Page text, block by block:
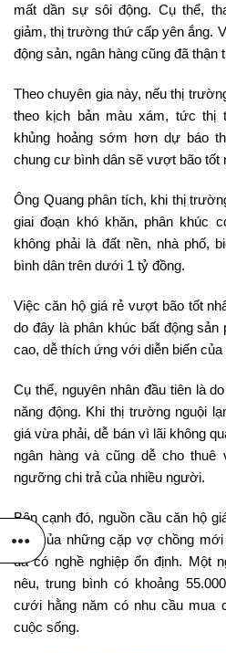
mất dần sự sôi động. Cụ thể,
giảm, thị trường thứ cấp yên ắng.
động sản, ngân hàng cũng đã thận
Theo chuyên gia này, nếu thị
theo kịch bản màu xám, tức thị
khủng hoảng sớm hơn dự báo
chung cư bình dân sẽ vượt bão tốt
Ông Quang phân tích, khi thị
giai đoạn khó khăn, phân khúc
không phải là đất nền, nhà phố,
bình dân trên dưới 1 tỷ đồng.
Việc căn hộ giá rẻ vượt bão tốt
do đây là phân khúc bất động sản
cao, dễ thích ứng với diễn biến
Cụ thể, nguyên nhân đầu tiên là
năng động. Khi thị trường nguội
giá vừa phải, dễ bán vì lãi không
ngân hàng và cũng dễ cho thuê
ngưỡng chi trả của nhiều người.
Bên cạnh đó, nguồn cầu căn hộ
tiêu của những cặp vợ chồng
đã có nghề nghiệp ổn định. Một
nêu, trung bình có khoảng
cưới hằng năm có nhu cầu mua
cuộc sống.